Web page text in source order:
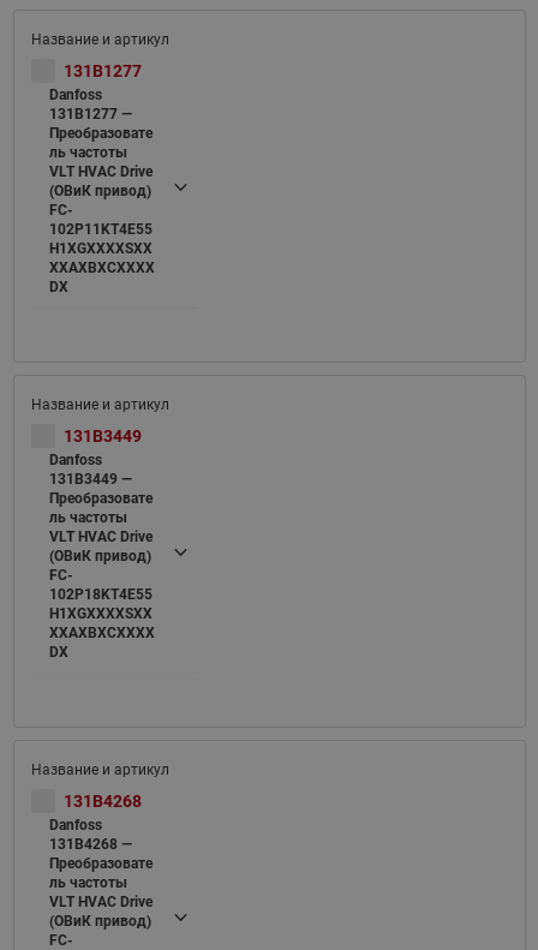
131B1277
Danfoss
131B1277 —
Преобразовате
ль частоты
VLT HVAC Drive
(ОВиК привод)
FC-
102P11KT4E55
H1XGXXXXSXX
XXAXBXCXXXX
DX
131B3449
Danfoss
131B3449 —
Преобразовате
ль частоты
VLT HVAC Drive
(ОВиК привод)
FC-
102P18KT4E55
H1XGXXXXSXX
XXAXBXCXXXX
DX
131B4268
Danfoss
131B4268 —
Преобразовате
ль частоты
VLT HVAC Drive
(ОВиК привод)
FC-